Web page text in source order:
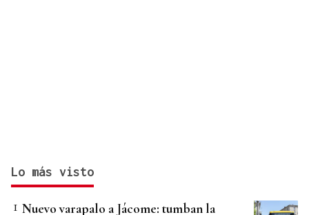
Lo más visto
Nuevo varapalo a Jácome: tumban la